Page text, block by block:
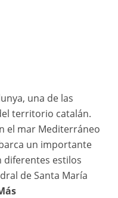
una de las
territorio catalán.
el mar Mediterráneo
un importante
diferentes estilos
de Santa María